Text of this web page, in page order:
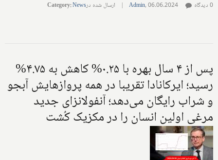
Admin,06.06.2024
| ارسال شده در Category:News 0 دیدگاه
پس از ۴ سال بهره با ۰.۲۵% کاهش به ۴.۷۵%
رسید؛ ایرکانادا تقریبا در همه پروازهایش آبجو
و شراب رایگان می‌دهد؛ آنفولانزای جدید
مرغی اولین انسان را در مکزیک کُشت